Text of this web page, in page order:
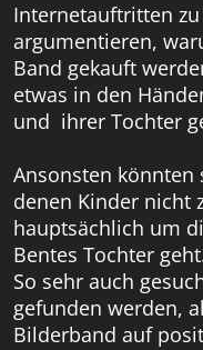
Internetauftritten
argumentieren,
Band gekauft
etwas in den
und ihrer Tochter
Ansonsten könnten
denen Kinder nicht
hauptsächlich um
Bentes Tochter
So sehr auch
gefunden werden,
Bilderband auf